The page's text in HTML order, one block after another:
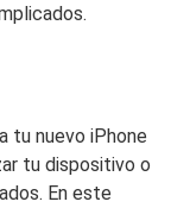
tu nuevo iPhone
tu dispositivo o
En este